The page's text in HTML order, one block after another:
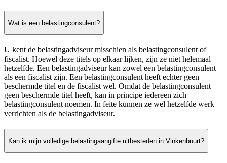
Wat is een belastingconsulent?
U kent de belastingadviseur misschien als belastingconsulent of
fiscalist. Hoewel deze titels op elkaar lijken, zijn ze niet helemaal
hetzelfde. Een belastingadviseur kan zowel een belastingconsulent
als een fiscalist zijn. Een belastingconsulent heeft echter geen
beschermde titel en de fiscalist wel. Omdat de belastingconsulent
geen beschermde titel heeft, kan in principe iedereen zich
belastingconsulent noemen. In feite kunnen ze wel hetzelfde werk
verrichten als de belastingadviseur.
Kan ik mijn volledige belastingaangifte uitbesteden in Vinkenbuurt?